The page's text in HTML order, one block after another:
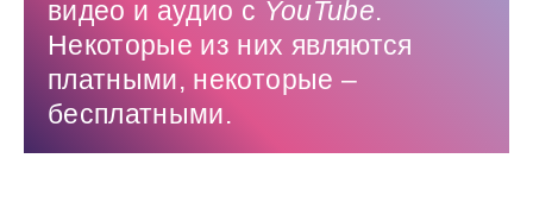
видео и аудио с YouTube.
Некоторые из них являются
платными, некоторые –
бесплатными.